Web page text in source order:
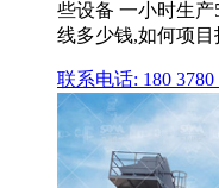
些设备 一小时生
线多少钱,如何项目
联系电话: 180 3780